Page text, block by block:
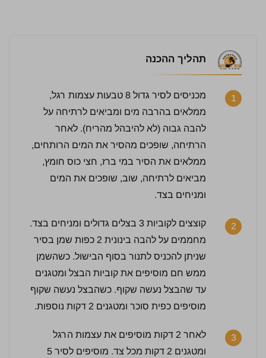
תהליך ההכנה
1
מכניסים לסיר גדול 8 טבעות עצמות רגל,
ממלאים בהרבה מים ומביאים לרתיחה על
להבה גבוה (לא להיבהל מהריח). לאחר
הרתיחה, שופכים מהסיר את המים הרותחים,
ממלאים את הסיר במי ברז, חצי כוס חומץ,
מביאים לרתיחה, שוב, שופכים את המים
ומניחים בצד.
2
קוצצים לקוביות 3 בצלים גדולים ומניחים בצד.
מחממים על להבה בינונית 2 כפות שמן בסיר
שניתן להכניס לתנור בסוף הבישול. כשהשמן
ממש חם מוסיפים את קוביות הבצל ומטגנים
עד שהבצל נעשה שקוף. כשהבצל נעשה שקוף
מוסיפים כפית סוכר ומטגנים 2 דקות נוספות.
3
לאחר 2 דקות מוסיפים את עצמות הרגל
ומטגנים 2 דקות מכל צד. מוסיפים לסיר 5